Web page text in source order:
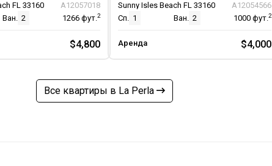
FL 33160
A12057018
Ван. 2 1266 фут.2
$4,800
Sunny Isles Beach FL 33160
A12054566
Сп. 1 Ван. 2 1000 фут.2
Аренда $4,000
Все квартиры в La Perla